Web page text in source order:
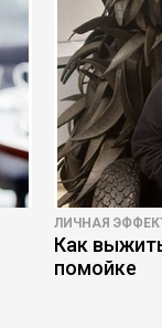
ЛИЧНАЯ
Как
помойке